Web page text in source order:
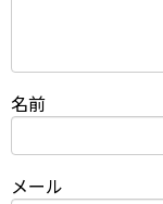
名前
メール